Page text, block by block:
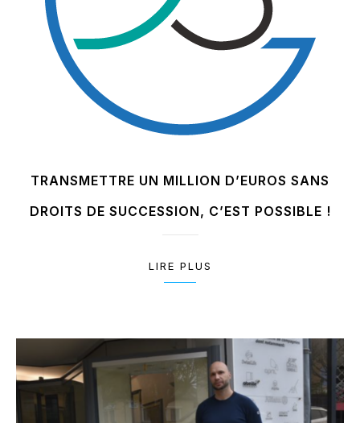
TRANSMETTRE UN MILLION D’EUROS SANS
DROITS DE SUCCESSION, C’EST POSSIBLE !
LIRE PLUS